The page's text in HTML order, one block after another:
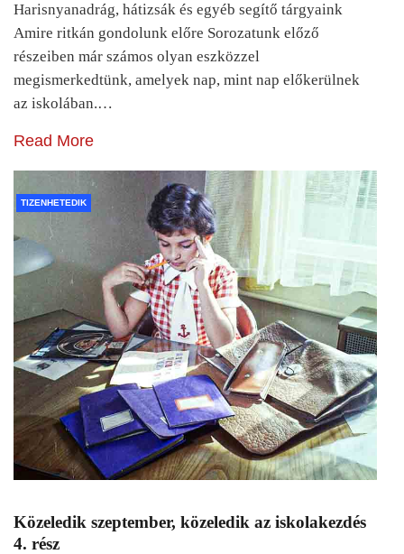
Harisnyanadrág, hátizsák és egyéb segítő tárgyaink
Amire ritkán gondolunk előre Sorozatunk előző
részeiben már számos olyan eszközzel
megismerkedtünk, amelyek nap, mint nap előkerülnek
az iskolában.…
Read More
TIZENHETEDIK
Közeledik szeptember, közeledik az iskolakezdés
4. rész